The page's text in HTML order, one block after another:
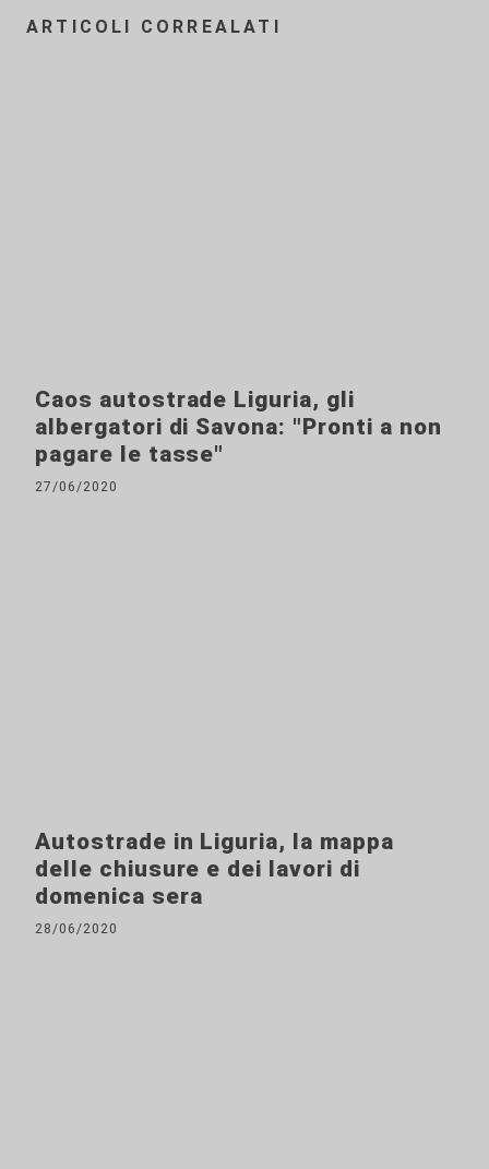
ARTICOLI CORREALATI
Caos autostrade Liguria, gli
albergatori di Savona: "Pronti a non
pagare le tasse"
27/06/2020
Autostrade in Liguria, la mappa
delle chiusure e dei lavori di
domenica sera
28/06/2020